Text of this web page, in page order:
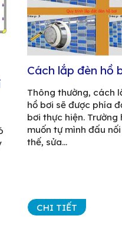
Cách lắp đèn hồ
Thông thường, cách
hồ bơi sẽ được phía
bơi thực hiện. Trường
muốn tự mình đấu
thế, sửa...
CHI TIẾT